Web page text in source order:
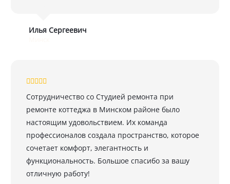
Илья Сергеевич
Сотрудничество со Студией ремонта при
ремонте коттеджа в Минском районе было
настоящим удовольствием. Их команда
профессионалов создала пространство, которое
сочетает комфорт, элегантность и
функциональность. Большое спасибо за вашу
отличную работу!